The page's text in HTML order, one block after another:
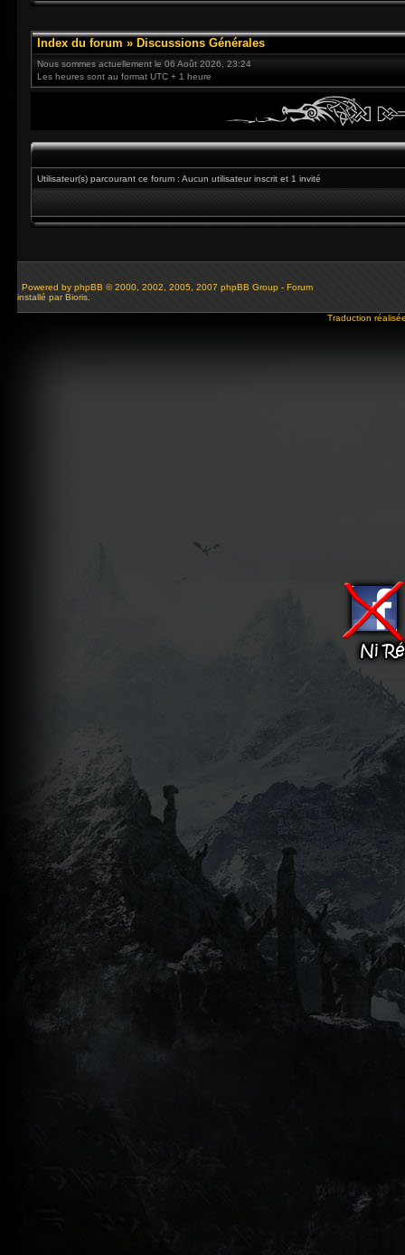
Index du forum » Discussions Générales
Nous sommes actuellement le 06 Août 2026, 23:24
Les heures sont au format UTC + 1 heure
Utilisateur(s) parcourant ce forum : Aucun utilisateur inscrit et 1 invité
Powered by phpBB © 2000, 2002, 2005, 2007 phpBB Group - Forum
installé par Bioris.
Traduction